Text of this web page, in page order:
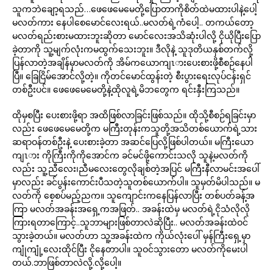
သူကဘဲချော့ရသည်…ဖေဖေမေမေတို့ပြောတာကိုစိတ်ထဲမထားပါနဲ့ပေါ့
မလတ်ကား နေပါစေမောင်လေးရယ်..မလတ်ရဲ့ကံပေါ့.. တကယ်တော့
မလတ်ရည်းစားမထားဘူးဆိုတာ မောင်လေးအသိဆုံးပါလို့ ငိုယိုပြီးပြော
ခဲ့တာကို သူ့မျက်လုံးကမထွက်သေးဘူး။ ဒီလိုနဲ့ သူဒုတိယနှစ်တက်လို့
ပြန်လာတဲ့အချိန်မှာမလတ်ကို အိမ်ကယောကျၤားပေးစားဖို့စီစဉ်နေပါ
ပြီ။ ခြေငြိမ်အောင်လို့တဲ့။ ကိုတင်မောင်ထွန်းတဲ့ စီးပွားရေးလုပ်ငန်းရှင်
တစ်ဦးပင်။ ဖေဖေမေမေတို့နဲ့ထိုလူရဲ့မိဘတွေက ရင်းနှီးကြသည်။
ထိုမှစပြီး ပေးစားဖို့ရာ အထိဖြစ်လာခြင်းဖြစ်သည်။ ထိုသို့စီစဉ်ရခြင်းမှာ
လည်း ဖေဖေမေမေတို့က မကြီးတုန်းကသူတို့အသိတစ်ယောက်ရဲ့သား
ဆရာဝန်တစ်ဦးနဲ့ ပေးစားခဲ့တာ အဆင်ပြေလို့ဖြစ်ပါတယ်။ မကြီးယော
ကျၤား ကိုကြီးကိုကိုအောင်က ခင်မင်ဖို့ကောင်းသလို သူနဲ့မလတ်ကို
လည်း သူ့ညီလေး၊ညီမလေးတွေလိုချစ်တဲ့အပြင် မကြီးနီလာမင်းအပေါ်
မှာလည်း ခင်ပွန်းကောင်းပီသတဲ့သူတစ်ယောက်ပါ။ သူမှတ်မိပါသည်။ မ
လတ်ကို စေ့စပ်မည့်ညက။ သူကျောင်းကနေပြန်လာပြီး တစ်ပတ်ခန့်အ
ကြာ မလတ်အခန်းအရှေ့ကအဖြတ်.. အခန်းထဲမှ မလတ်ရဲ့ငိုသံလိုလို
ကြားရတာကြောင့်..သူဘာများဖြစ်တာလဲဆိုပြီး.. မလတ်အခန်းထဲဝင်
သွားခဲ့တယ်။ မလတ်ဟာ သူ့အခန်းထဲက ကိုယ်လုံးပေါ် မှန်ကြီးရှေ့မှာ
ကျုံကျုံ့လေးထိုင်ပြီး ငိုနေတာပါ။ သူဝင်သွားတော မလတ်ကိုမေးပါ
တယ်.ဘာဖြစ်တာလဲလို့.လို့ပေါ့။